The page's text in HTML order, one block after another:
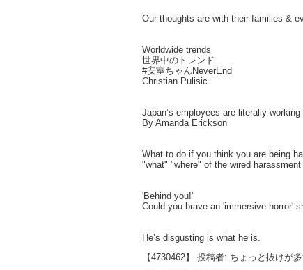
Our thoughts are with their families &
Worldwide trends
世界中のトレンド
#安室ちゃんNeverEnd
Christian Pulisic
Japan’s employees are literally
By Amanda Erickson
What to do if you think you are being
"what" "where" of the wired
'Behind you!'
Could you brave an 'immersive horror'
He’s disgusting is what he is.
【4730462】 投稿者: ちょっと抜けが